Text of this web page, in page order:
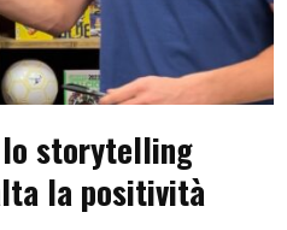
lo storytelling
la positività